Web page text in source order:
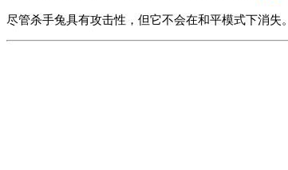
尽管杀手兔具有攻击性，但它不会在和平模式下消失